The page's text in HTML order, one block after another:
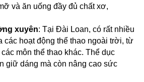
và ăn uống đầy đủ chất xơ,
xuyên: Tại Đài Loan, có rất nhiều
các hoạt động thể thao ngoài trời, từ
môn thể thao khác. Thể dục
giữ dáng mà còn nâng cao sức